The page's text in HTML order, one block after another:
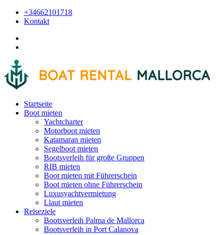
+34662101718
Kontakt
Startseite
Boot mieten
Yachtcharter
Motorboot mieten
Katamaran mieten
Segelboot mieten
Bootsverleih für große Gruppen
RIB mieten
Boot mieten mit Führerschein
Boot mieten ohne Führerschein
Luxusyachtvermietung
Llaut mieten
Reiseziele
Bootsverleih Palma de Mallorca
Bootsverleih in Port Calanova